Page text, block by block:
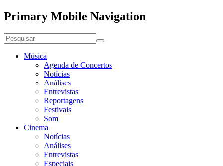
Primary Mobile Navigation
Música
Agenda de Concertos
Notícias
Análises
Entrevistas
Reportagens
Festivais
Som
Cinema
Notícias
Análises
Entrevistas
Especiais